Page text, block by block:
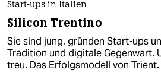
Start-ups in Italien
Silicon Trentino
Sie sind jung, gründen Start-ups
Tradition und digitale Gegenwart.
treu. Das Erfolgsmodell von Trient.